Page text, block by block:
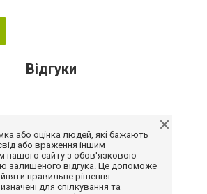
Відгуки
або оцінка людей, які бажають
або враження іншим
нашого сайту з обов'язковою
залишеного відгука. Це допоможе
правильне рішення.
для спілкування та